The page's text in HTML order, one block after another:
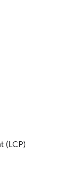
(LCP)